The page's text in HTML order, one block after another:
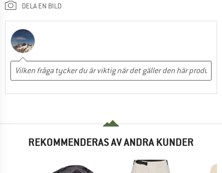
DELA EN BILD
REKOMMENDERAS AV ANDRA KUNDER